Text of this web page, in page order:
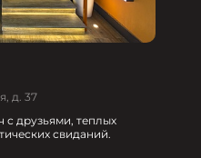
д. 37
с друзьями, теплых
свиданий.